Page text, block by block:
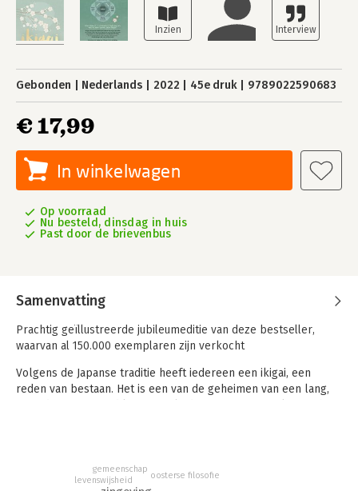
Gebonden Nederlands 2022 45e druk 9789022590683
€ 17,99
In winkelwagen
Op voorraad
Nu besteld, dinsdag in huis
Past door de brievenbus
Samenvatting
Prachtig geïllustreerde jubileumeditie van deze bestseller,
waarvan al 150.000 exemplaren zijn verkocht
Volgens de Japanse traditie heeft iedereen een ikigai, een
reden van bestaan. Het is een van de geheimen van een lang,
De auteurs trokken naar Okinawa om te ontdekken wat dat
geheim voor een optimistisch en gezond leven is. Ze kregen
levenswijsheid
gemeenschap
oosterse filosofie